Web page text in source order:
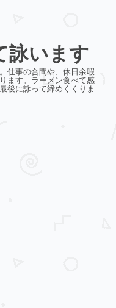
詠います
仕事の合間や、休日余暇
ます。ラーメン食べて感
後に詠って締めくくりま